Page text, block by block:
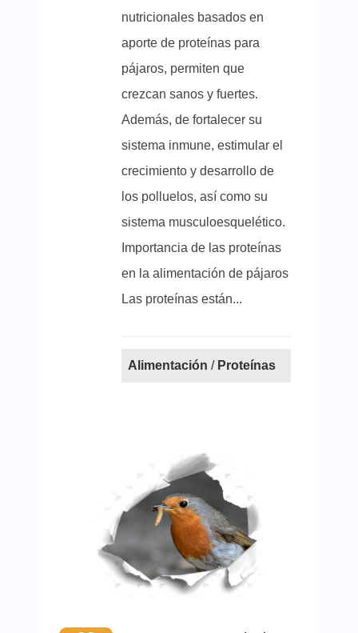
nutricionales basados en
aporte de proteínas para
pájaros, permiten que
crezcan sanos y fuertes.
Además, de fortalecer su
sistema inmune, estimular el
crecimiento y desarrollo de
los polluelos, así como su
sistema musculoesquelético.
Importancia de las proteínas
en la alimentación de pájaros
Las proteínas están...
Alimentación / Proteínas